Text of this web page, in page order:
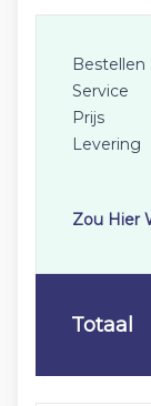
Bestellen
Service
Prijs
Levering
Zou Hier
Totaal